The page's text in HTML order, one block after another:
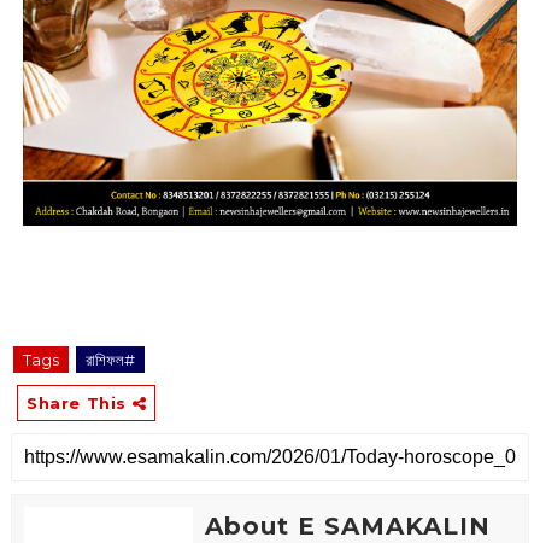
Tags রাশিফল#
Share This
About E SAMAKALIN